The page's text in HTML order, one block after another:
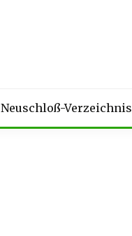
Neuschloß-Verzeichnis